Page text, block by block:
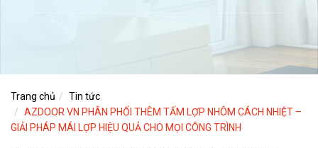
Trang chủ
Tin tức
AZDOOR VN PHÂN PHỐI THÊM TẤM LỢP NHÔM CÁCH NHIỆT –
GIẢI PHÁP MÁI LỢP HIỆU QUẢ CHO MỌI CÔNG TRÌNH